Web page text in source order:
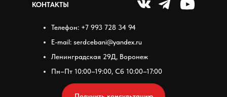
Телефон: +7 993 728 34 94
E-mail: serdcebani@yandex.ru
Ленинградская 29Д, Воронеж
Пн–Пт 10:00–19:00, Сб 10:00–17:00
КОНТАКТЫ